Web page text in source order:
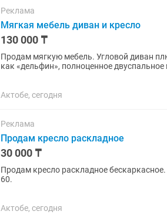
Реклама
Мягкая мебель диван и кресло
130 000 ₸
Продам мягкую мебель. Угловой диван
как «дельфин», полноценное
Актобе, сегодня
Реклама
Продам кресло раскладное
30 000 ₸
Продам кресло раскладное
60.
Актобе, сегодня